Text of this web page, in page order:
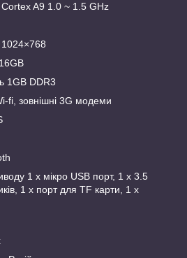
A9 1.0 ~ 1.5 GHz
1024×768
1GB DDR3
fi, зовнішні 3G модеми
1 x мікро USB порт, 1 x 3.5
1 x порт для TF карти, 1 x